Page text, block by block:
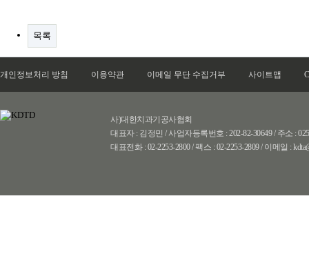
목록
개인정보처리 방침 이용약관 이메일 무단 수집거부 사이트맵
사)대한치과기공사협회
대표자 : 김정민 / 사업자등록번호 : 202-82-30649 / 주소 :
대표전화 : 02-2253-2800 / 팩스 : 02-2253-2809 / 이메일 :